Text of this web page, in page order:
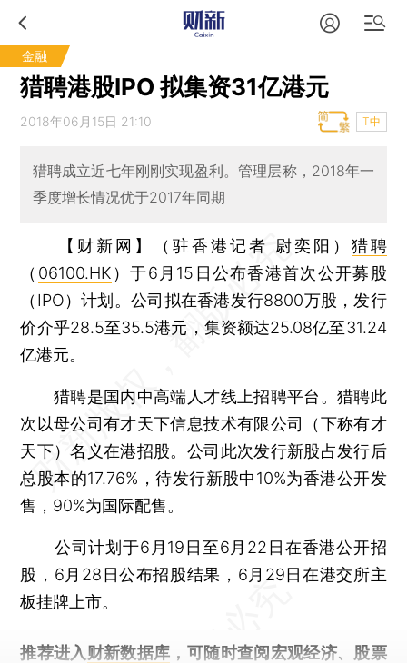
金融
猎聘港股IPO 拟集资31亿港元
2018年06月15日 21:10 T中
猎聘成立近七年刚刚实现盈利。管理层称，2018年一
季度增长情况优于2017年同期
【财新网】（驻香港记者 尉奕阳） 猎聘
（ 06100.HK ）于6月15日公布香港首次公开募股
（IPO）计划。公司拟在香港发行8800万股，发行
价介乎28.5至35.5港元，集资额达25.08亿至31.24
亿港元。
猎聘是国内中高端人才线上招聘平台。猎聘此
次以母公司有才天下信息技术有限公司（下称有才
天下）名义在港招股。公司此次发行新股占发行后
总股本的17.76%，待发行新股中10%为香港公开发
售，90%为国际配售。
公司计划于6月19日至6月22日在香港公开招
股，6月28日公布招股结果，6月29日在港交所主
板挂牌上市。
推荐进入 财新数据库 ，可随时查阅宏观经济、股票